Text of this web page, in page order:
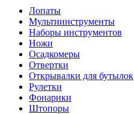
Лопаты
Мультиинструменты
Наборы инструментов
Ножи
Осадкомеры
Отвертки
Открывалки для бутылок
Рулетки
Фонарики
Штопоры